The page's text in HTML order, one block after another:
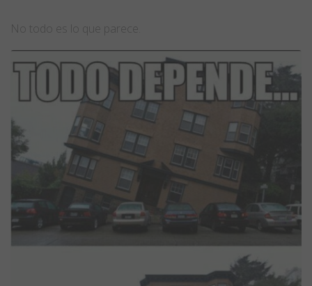
No todo es lo que parece.